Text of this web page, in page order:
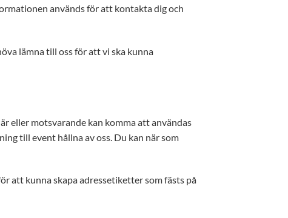
används för att kontakta dig och
lämna till oss för att vi ska kunna
eller motsvarande kan komma att användas
till event hållna av oss. Du kan när som
att kunna skapa adressetiketter som fästs på